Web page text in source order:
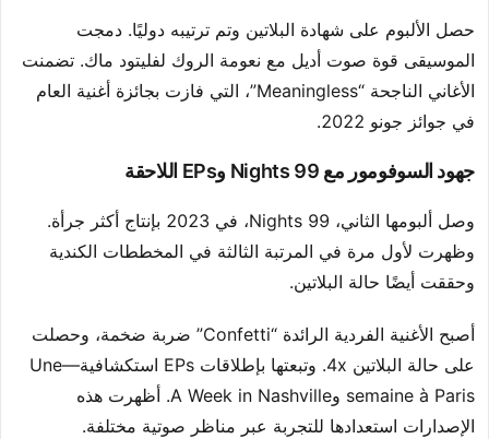
حصل الألبوم على شهادة البلاتين وتم ترتيبه دوليًا. دمجت
الموسيقى قوة صوت أديل مع نعومة الروك لفليتود ماك. تضمنت
الأغاني الناجحة “Meaningless”، التي فازت بجائزة أغنية العام
في جوائز جونو 2022.
جهود السوفومور مع 99 Nights وEPs اللاحقة
وصل ألبومها الثاني، 99 Nights، في 2023 بإنتاج أكثر جرأة.
وظهرت لأول مرة في المرتبة الثالثة في المخططات الكندية
وحققت أيضًا حالة البلاتين.
أصبح الأغنية الفردية الرائدة “Confetti” ضربة ضخمة، وحصلت
على حالة البلاتين 4x. وتبعتها بإطلاقات EPs استكشافية—Une
semaine à Paris وA Week in Nashville. أظهرت هذه
الإصدارات استعدادها للتجربة عبر مناظر صوتية مختلفة.